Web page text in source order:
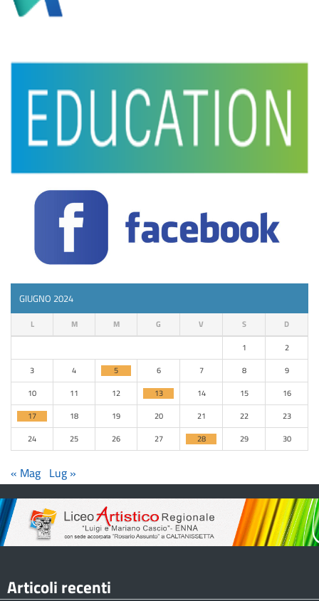
GIUGNO 2024
L M M G V S D
1
2
3
4 5 6 7 8
9
10
11 12 13 14 15
16
17
18 19 20 21 22
23
24
25 26 27 28 29 30
« Mag Lug »
Articoli recenti